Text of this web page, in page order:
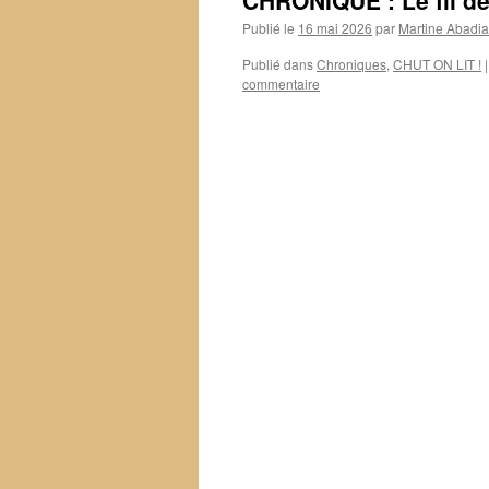
Publié le 16 mai 2026 par Martine Abadia
Publié dansChroniques, CHUT ON LIT ! |
commentaire